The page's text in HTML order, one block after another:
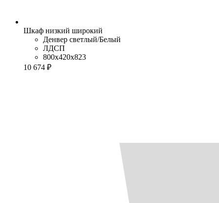
Шкаф низкий широкий
Денвер светлый/Белый
ЛДСП
800x420x823
10 674 ₽